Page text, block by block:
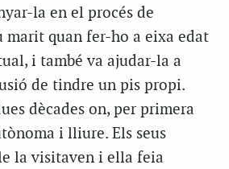
la en el procés de
marit quan fer-ho a eixa edat
i també va ajudar-la a
de tindre un pis propi.
dècades on, per primera
i lliure. Els seus
la visitaven i ella feia